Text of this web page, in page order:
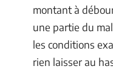
montant à
une partie du
les conditions
rien laisser au